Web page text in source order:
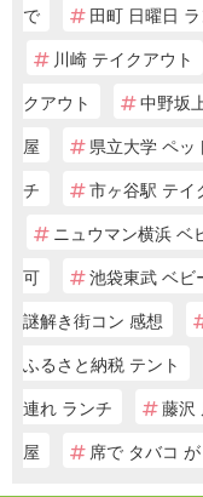
で
田町 日曜日
川崎 テイクアウト
クアウト
中野坂
屋
県立大学 ペッ
チ
市ヶ谷駅 テイ
ニュウマン横浜 ベ
可
池袋東武 ベビ
謎解き街コン 感想
ふるさと納税 テント
連れ ランチ
藤沢
屋
席で タバコ